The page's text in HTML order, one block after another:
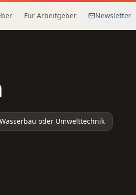
Für Arbeitgeber Newsletter
oder Umwelttechnik